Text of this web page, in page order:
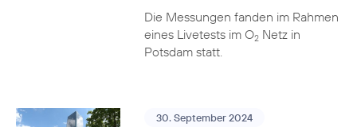
Die Messungen fanden im Rahmen
eines Livetests im O2Netz in
Potsdam statt.
30. September 2024